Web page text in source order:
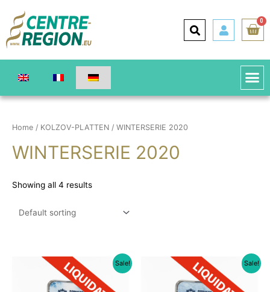
0
Home / KOLZOV-PLATTEN / WINTERSERIE 2020
WINTERSERIE 2020
Showing all 4 results
Sale! Sale!